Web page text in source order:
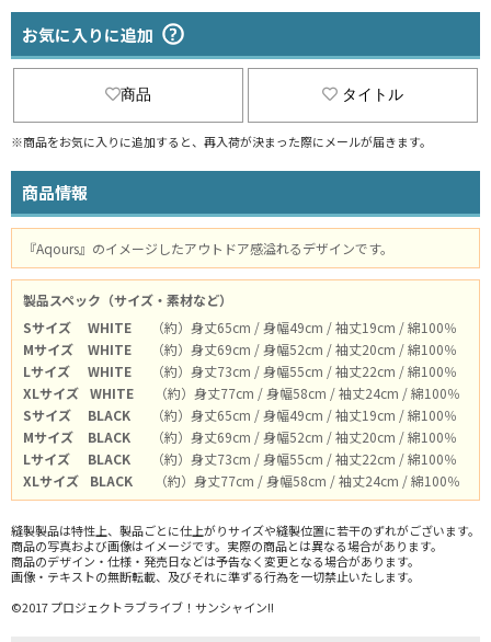
お気に入りに追加
商品 タイトル
※商品をお気に入りに追加すると、再入荷が決まった際にメールが届きます。
商品情報
『Aqours』のイメージしたアウトドア感溢れるデザインです。
製品スペック（サイズ・素材など）
Sサイズ
WHITE
（約）身丈65cm / 身幅49cm / 袖丈19cm / 綿100％
Mサイズ
WHITE
（約）身丈69cm / 身幅52cm / 袖丈20cm / 綿100％
Lサイズ
WHITE
（約）身丈73cm / 身幅55cm / 袖丈22cm / 綿100％
XLサイズ WHITE
（約）身丈77cm / 身幅58cm / 袖丈24cm / 綿100％
Sサイズ
BLACK
（約）身丈65cm / 身幅49cm / 袖丈19cm / 綿100％
Mサイズ
BLACK
（約）身丈69cm / 身幅52cm / 袖丈20cm / 綿100％
Lサイズ
BLACK
（約）身丈73cm / 身幅55cm / 袖丈22cm / 綿100％
XLサイズ
BLACK （約）身丈77cm / 身幅58cm / 袖丈24cm / 綿100％
縫製製品は特性上、製品ごとに仕上がりサイズや縫製位置に若干のずれがございます。
商品の写真および画像はイメージです。実際の商品とは異なる場合があります。
商品のデザイン・仕様・発売日などは予告なく変更となる場合があります。
画像・テキストの無断転載、及びそれに準ずる行為を一切禁止いたします。
©2017 プロジェクトラブライブ！サンシャイン!!